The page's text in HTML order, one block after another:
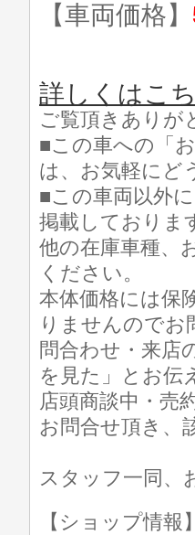
【車両価格】
詳しくはこ
ご覧頂きありが
■この車への「
は、お気軽にど
■この車両以外
掲載しておりま
他の在庫車種、
ください。
本体価格には保
りませんのでお
問合わせ・来店
を見た」とお伝
店頭商談中・売
お問合せ頂き、
スタッフ一同、
【ショップ情